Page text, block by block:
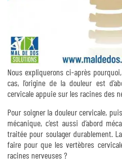
Nous expliquerons ci-après
cas, l’origine de la douleur est
cervicale appuie sur les racines des
Pour soigner la douleur cervicale,
mécanique, c’est aussi d’abord
traitée pour soulager durablement.
faire pour que les vertèbres
racines nerveuses ?